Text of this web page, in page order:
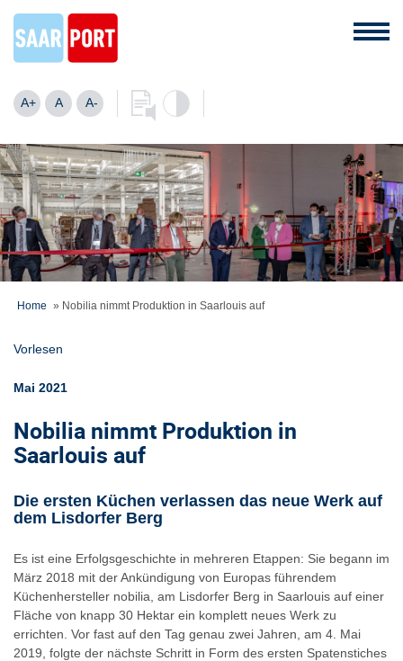
A+ A A-
Home » Nobilia nimmt Produktion in Saarlouis auf
Vorlesen
Mai 2021
Nobilia nimmt Produktion in
Saarlouis auf
Die ersten Küchen verlassen das neue Werk auf
dem Lisdorfer Berg
Es ist eine Erfolgsgeschichte in mehreren Etappen: Sie begann im
März 2018 mit der Ankündigung von Europas führendem
Küchenhersteller nobilia, am Lisdorfer Berg in Saarlouis auf einer
Fläche von knapp 30 Hektar ein komplett neues Werk zu
errichten. Vor fast auf den Tag genau zwei Jahren, am 4. Mai
2019, folgte der nächste Schritt in Form des ersten Spatenstiches